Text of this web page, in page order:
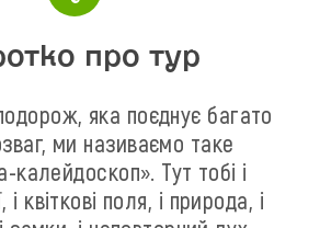
про тур
яка поєднує багато
ми називаємо таке
калейдоскоп». Тут тобі і
і квіткові поля, і природа, і